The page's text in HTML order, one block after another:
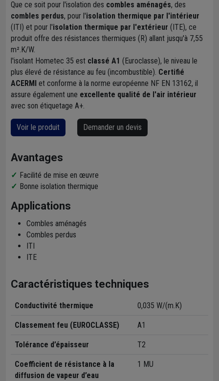
Que ce soit pour l'isolation des combles aménagés, des
combles perdus, pour l'isolation thermique par l'intérieur
(ITI) et pour l'isolation thermique par l'extérieur (ITE), ce
produit offre des résistances thermiques (R) allant jusqu'à 7,55
m².K/W.
l'isolant Hometec 35 est classé A1 (Euroclasse), le niveau le
plus élevé de résistance au feu (incombustible). Certifié
ACERMI et conforme à la norme européenne NF EN 13162, il
assure également une excellente qualité de l'air intérieur
avec son étiquetage A+.
Voir le produit Demander un devis
Avantages
Facilité de mise en œuvre
Bonne isolation thermique
Applications
Combles aménagés
Combles perdus
ITI
ITE
Caractéristiques techniques
Conductivité thermique 0,035 W/(m.K)
Classement feu (EUROCLASSE) A1
Tolérance d’épaisseur T2
Coefficient de résistance à la
diffusion de vapeur d’eau
1 MU